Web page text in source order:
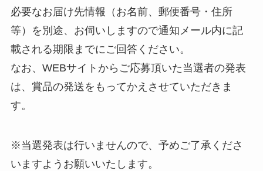
必要なお届け先情報（お名前、郵便番号・住所
等）を別途、お伺いしますので通知メール内に記
載される期限までにご回答ください。
なお、WEBサイトからご応募頂いた当選者の発表
は、賞品の発送をもってかえさせていただきま
す。
※当選発表は行いませんので、予めご了承くださ
いますようお願いいたします。